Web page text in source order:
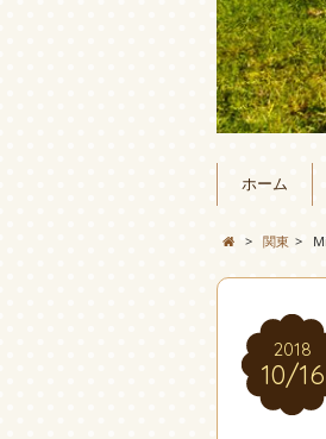
ホーム
> 関東 >
2018
10/16